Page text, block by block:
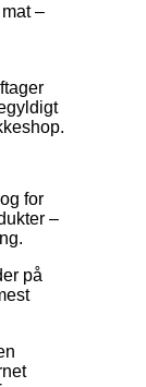
–
for
–
på